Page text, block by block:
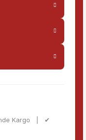
Kargo | ✔